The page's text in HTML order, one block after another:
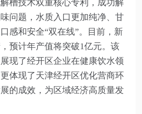
槽技术双重核心专利，成功解
问题，水质入口更加纯净、甘
感和安全“双在线”。目前，新
预计年产值将突破1亿元。该
现了经开区企业在健康饮水领
体现了天津经开区优化营商环
的成效，为区域经济高质量发